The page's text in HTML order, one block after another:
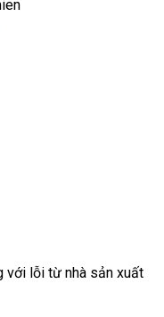
với lỗi từ nhà sản xuất